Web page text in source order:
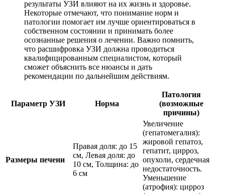
результаты УЗИ влияют на их жизнь и здоровье.
Некоторые отмечают, что понимание норм и
патологии помогает им лучше ориентироваться в
собственном состоянии и принимать более
осознанные решения о лечении. Важно помнить,
что расшифровка УЗИ должна проводиться
квалифицированным специалистом, который
сможет объяснить все нюансы и дать
рекомендации по дальнейшим действиям.
Параметр УЗИ Норма
Патология
(возможные
причины)
Размеры печени
Правая доля: до 15
см, Левая доля: до
10 см, Толщина: до
6 см
Увеличение
(гепатомегалия):
жировой гепатоз,
гепатит, цирроз,
опухоли, сердечная
недостаточность.
Уменьшение
(атрофия): цирроз